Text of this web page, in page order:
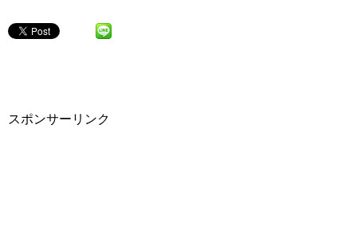
スポンサーリンク